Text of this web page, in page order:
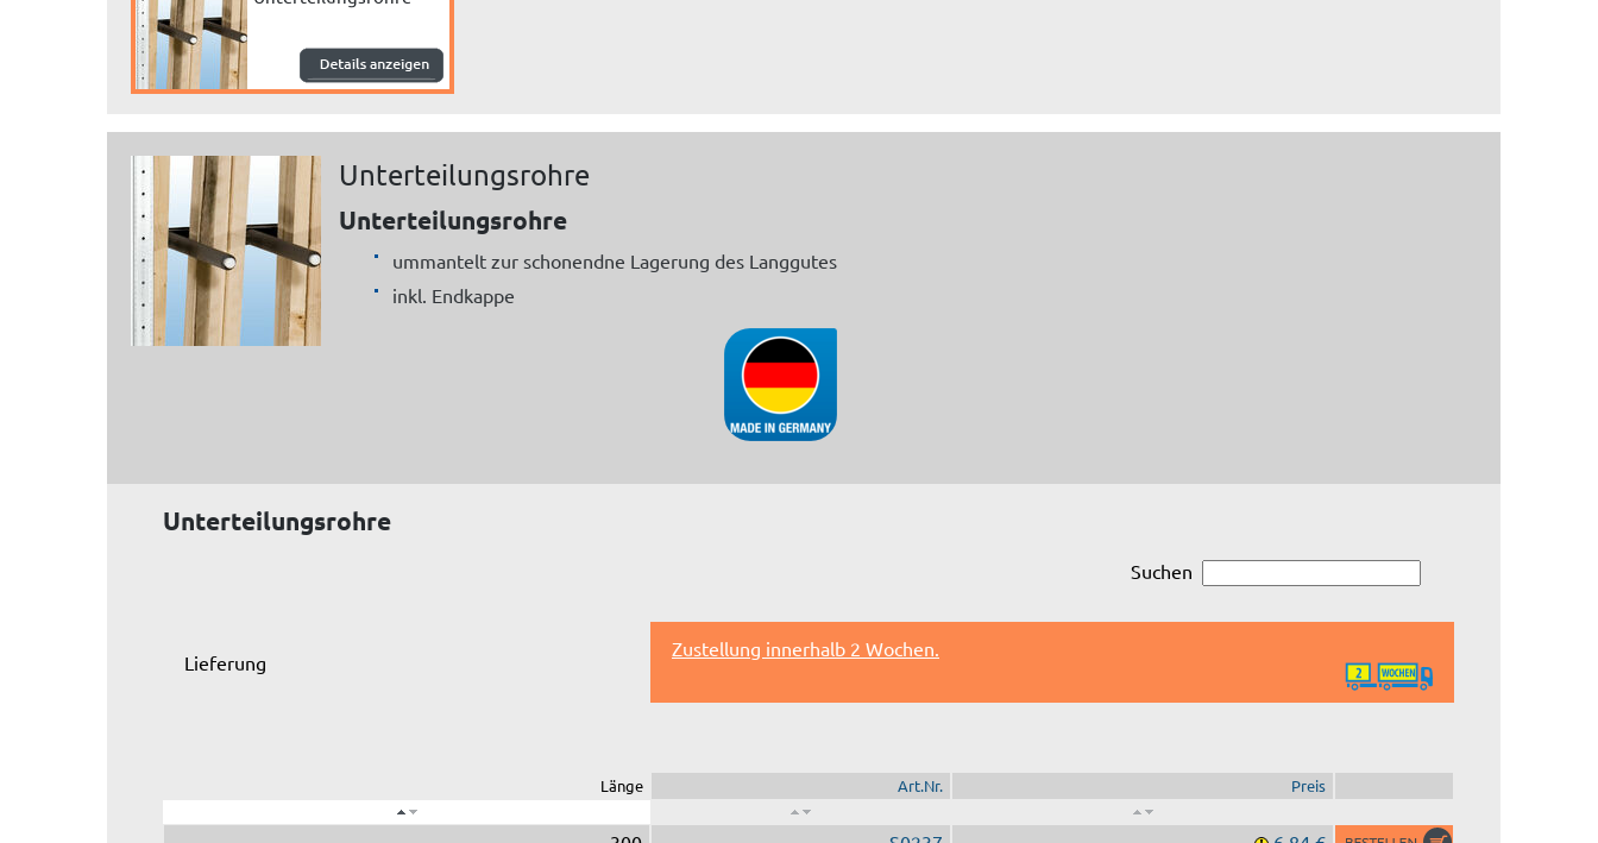
Unterteilungsrohre
Unterteilungsrohre
ummantelt zur schonendne Lagerung des Langgutes
inkl. Endkappe
Unterteilungsrohre
Suchen
Lieferung
Zustellung innerhalb 2 Wochen.
Länge Art.Nr. Preis